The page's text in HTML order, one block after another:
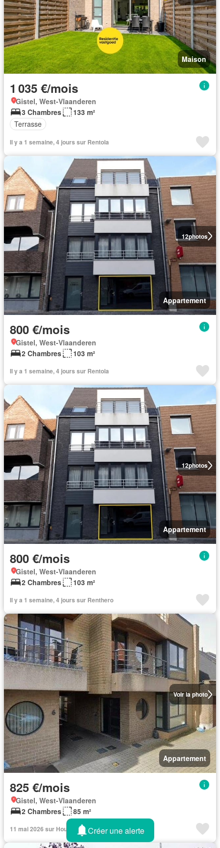
Maison
1 035 €/mois
Gistel, West-Vlaanderen
3 Chambres
133 m²
Terrasse
Il y a 1 semaine, 4 jours sur Rentola
12photos
Appartement
800 €/mois
Gistel, West-Vlaanderen
2 Chambres
103 m²
Il y a 1 semaine, 4 jours sur Rentola
12photos
Appartement
800 €/mois
Gistel, West-Vlaanderen
2 Chambres
103 m²
Il y a 1 semaine, 4 jours sur Renthero
Voir la photo
Appartement
825 €/mois
Gistel, West-Vlaanderen
2 Chambres
85 m²
11 mai 2026 sur HousingtargetCréer une alerte